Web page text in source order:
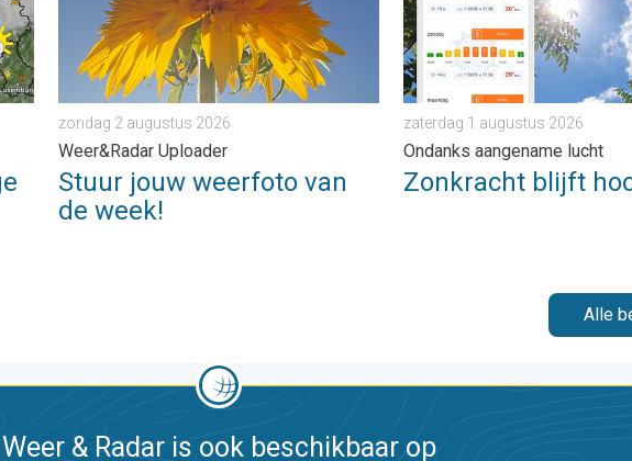
zondag 2 augustus 2026
Weer&Radar Uploader
Stuur jouw weerfoto van
de week!
zaterdag 1 augustus 2026
Ondanks aangename lucht
Zonkracht blijft
Alle
Weer & Radar is ook beschikbaar op